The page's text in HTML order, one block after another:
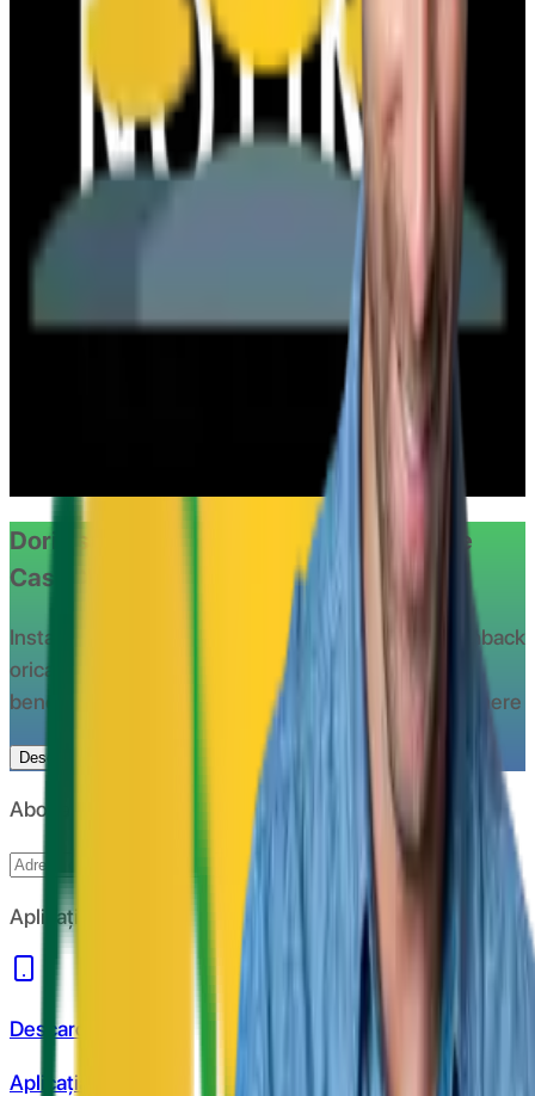
afiseaza codul
CLUB10
COD REDUCERE MANUKASHOP 5%
130x folosit
afiseaza codul
COD REDUCERE TENQ.RO - 5%
afiseaza codulHCLUB5
Doriti sa beneficiati de ofertele oferite de
CashClub?
Instaleaza aplicatia CashClub si beneciaza de cashback
oricand si oriunde
Instaleaza extensia CashClub si
beneficiaza de cashback la toate magazinele partenere
Descarca extensia
Abonare newsletter
Abonare
Aplicație de mobil
Descarcă
Aplicația de mobil